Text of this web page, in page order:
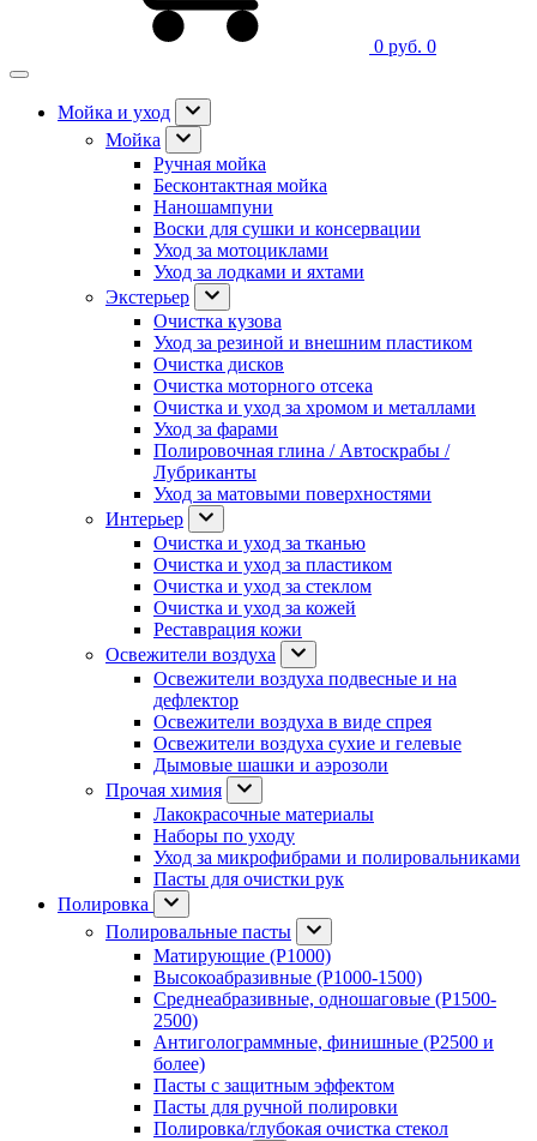
0 руб. 0
Мойка и уход
Мойка
Ручная мойка
Бесконтактная мойка
Наношампуни
Воски для сушки и консервации
Уход за мотоциклами
Уход за лодками и яхтами
Экстерьер
Очистка кузова
Уход за резиной и внешним пластиком
Очистка дисков
Очистка моторного отсека
Очистка и уход за хромом и металлами
Уход за фарами
Полировочная глина / Автоскрабы /
Лубриканты
Уход за матовыми поверхностями
Интерьер
Очистка и уход за тканью
Очистка и уход за пластиком
Очистка и уход за стеклом
Очистка и уход за кожей
Реставрация кожи
Освежители воздуха
Освежители воздуха подвесные и на
дефлектор
Освежители воздуха в виде спрея
Освежители воздуха сухие и гелевые
Дымовые шашки и аэрозоли
Прочая химия
Лакокрасочные материалы
Наборы по уходу
Уход за микрофибрами и полировальниками
Пасты для очистки рук
Полировка
Полировальные пасты
Матирующие (P1000)
Высокоабразивные (P1000-1500)
Среднеабразивные, одношаговые (P1500-
2500)
Антиголограммные, финишные (P2500 и
более)
Пасты с защитным эффектом
Пасты для ручной полировки
Полировка/глубокая очистка стекол